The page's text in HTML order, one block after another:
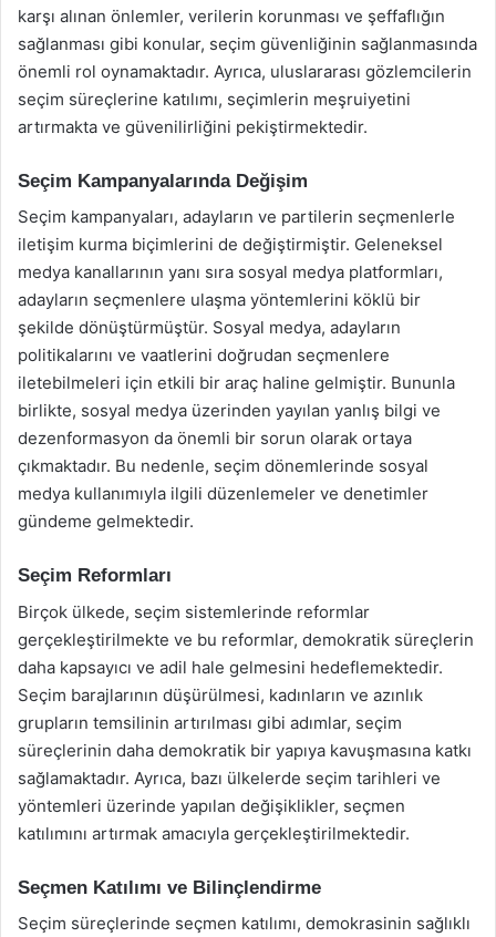
karşı alınan önlemler, verilerin korunması ve şeffaflığın
sağlanması gibi konular, seçim güvenliğinin sağlanmasında
önemli rol oynamaktadır. Ayrıca, uluslararası gözlemcilerin
seçim süreçlerine katılımı, seçimlerin meşruiyetini
artırmakta ve güvenilirliğini pekiştirmektedir.
Seçim Kampanyalarında Değişim
Seçim kampanyaları, adayların ve partilerin seçmenlerle
iletişim kurma biçimlerini de değiştirmiştir. Geleneksel
medya kanallarının yanı sıra sosyal medya platformları,
adayların seçmenlere ulaşma yöntemlerini köklü bir
şekilde dönüştürmüştür. Sosyal medya, adayların
politikalarını ve vaatlerini doğrudan seçmenlere
iletebilmeleri için etkili bir araç haline gelmiştir. Bununla
birlikte, sosyal medya üzerinden yayılan yanlış bilgi ve
dezenformasyon da önemli bir sorun olarak ortaya
çıkmaktadır. Bu nedenle, seçim dönemlerinde sosyal
medya kullanımıyla ilgili düzenlemeler ve denetimler
gündeme gelmektedir.
Seçim Reformları
Birçok ülkede, seçim sistemlerinde reformlar
gerçekleştirilmekte ve bu reformlar, demokratik süreçlerin
daha kapsayıcı ve adil hale gelmesini hedeflemektedir.
Seçim barajlarının düşürülmesi, kadınların ve azınlık
grupların temsilinin artırılması gibi adımlar, seçim
süreçlerinin daha demokratik bir yapıya kavuşmasına katkı
sağlamaktadır. Ayrıca, bazı ülkelerde seçim tarihleri ve
yöntemleri üzerinde yapılan değişiklikler, seçmen
katılımını artırmak amacıyla gerçekleştirilmektedir.
Seçmen Katılımı ve Bilinçlendirme
Seçim süreçlerinde seçmen katılımı, demokrasinin sağlıklı